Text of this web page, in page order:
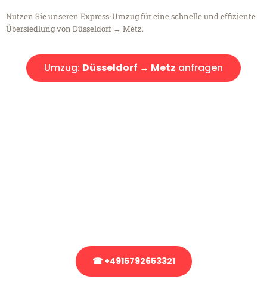
Nutzen Sie unseren Express-Umzug für eine schnelle und effiziente
Übersiedlung von Düsseldorf → Metz.
Umzug: Düsseldorf → Metz anfragen
☎ +4915792653321